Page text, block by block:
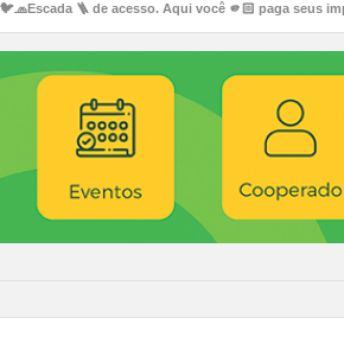
Aqui você 🫵🏻 paga seus impostos e a atual
Coelho Primo. 96 anos (Jove)